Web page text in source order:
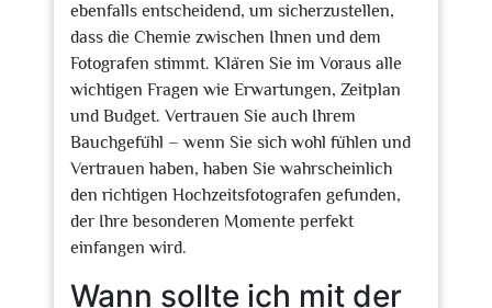
ebenfalls entscheidend, um sicherzustellen,
dass die Chemie zwischen Ihnen und dem
Fotografen stimmt. Klären Sie im Voraus alle
wichtigen Fragen wie Erwartungen, Zeitplan
und Budget. Vertrauen Sie auch Ihrem
Bauchgefühl – wenn Sie sich wohl fühlen und
Vertrauen haben, haben Sie wahrscheinlich
den richtigen Hochzeitsfotografen gefunden,
der Ihre besonderen Momente perfekt
einfangen wird.
Wann sollte ich mit der